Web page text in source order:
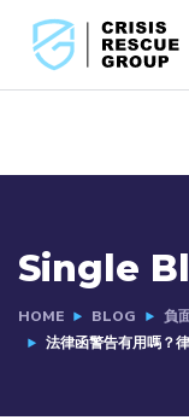
Single
HOME BLOG
負
法律函警告有用嗎？